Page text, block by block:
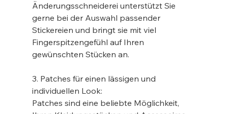
Änderungsschneiderei unterstützt Sie
gerne bei der Auswahl passender
Stickereien und bringt sie mit viel
Fingerspitzengefühl auf Ihren
gewünschten Stücken an.
3. Patches für einen lässigen und
individuellen Look:
Patches sind eine beliebte Möglichkeit,